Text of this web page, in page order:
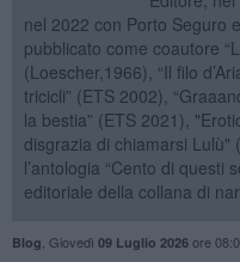
nel 2022 con Porto Seguro
pubblicato come coautore
(Loescher,1966), “Il filo
tricicli” (ETS 2002),
la bestia” (ETS 2021),
disgrazia di chiamarsi Lulù"
l’antologia “Cento di questi
editoriale della collana di
Blog Giovedì 09 Luglio 2026ore